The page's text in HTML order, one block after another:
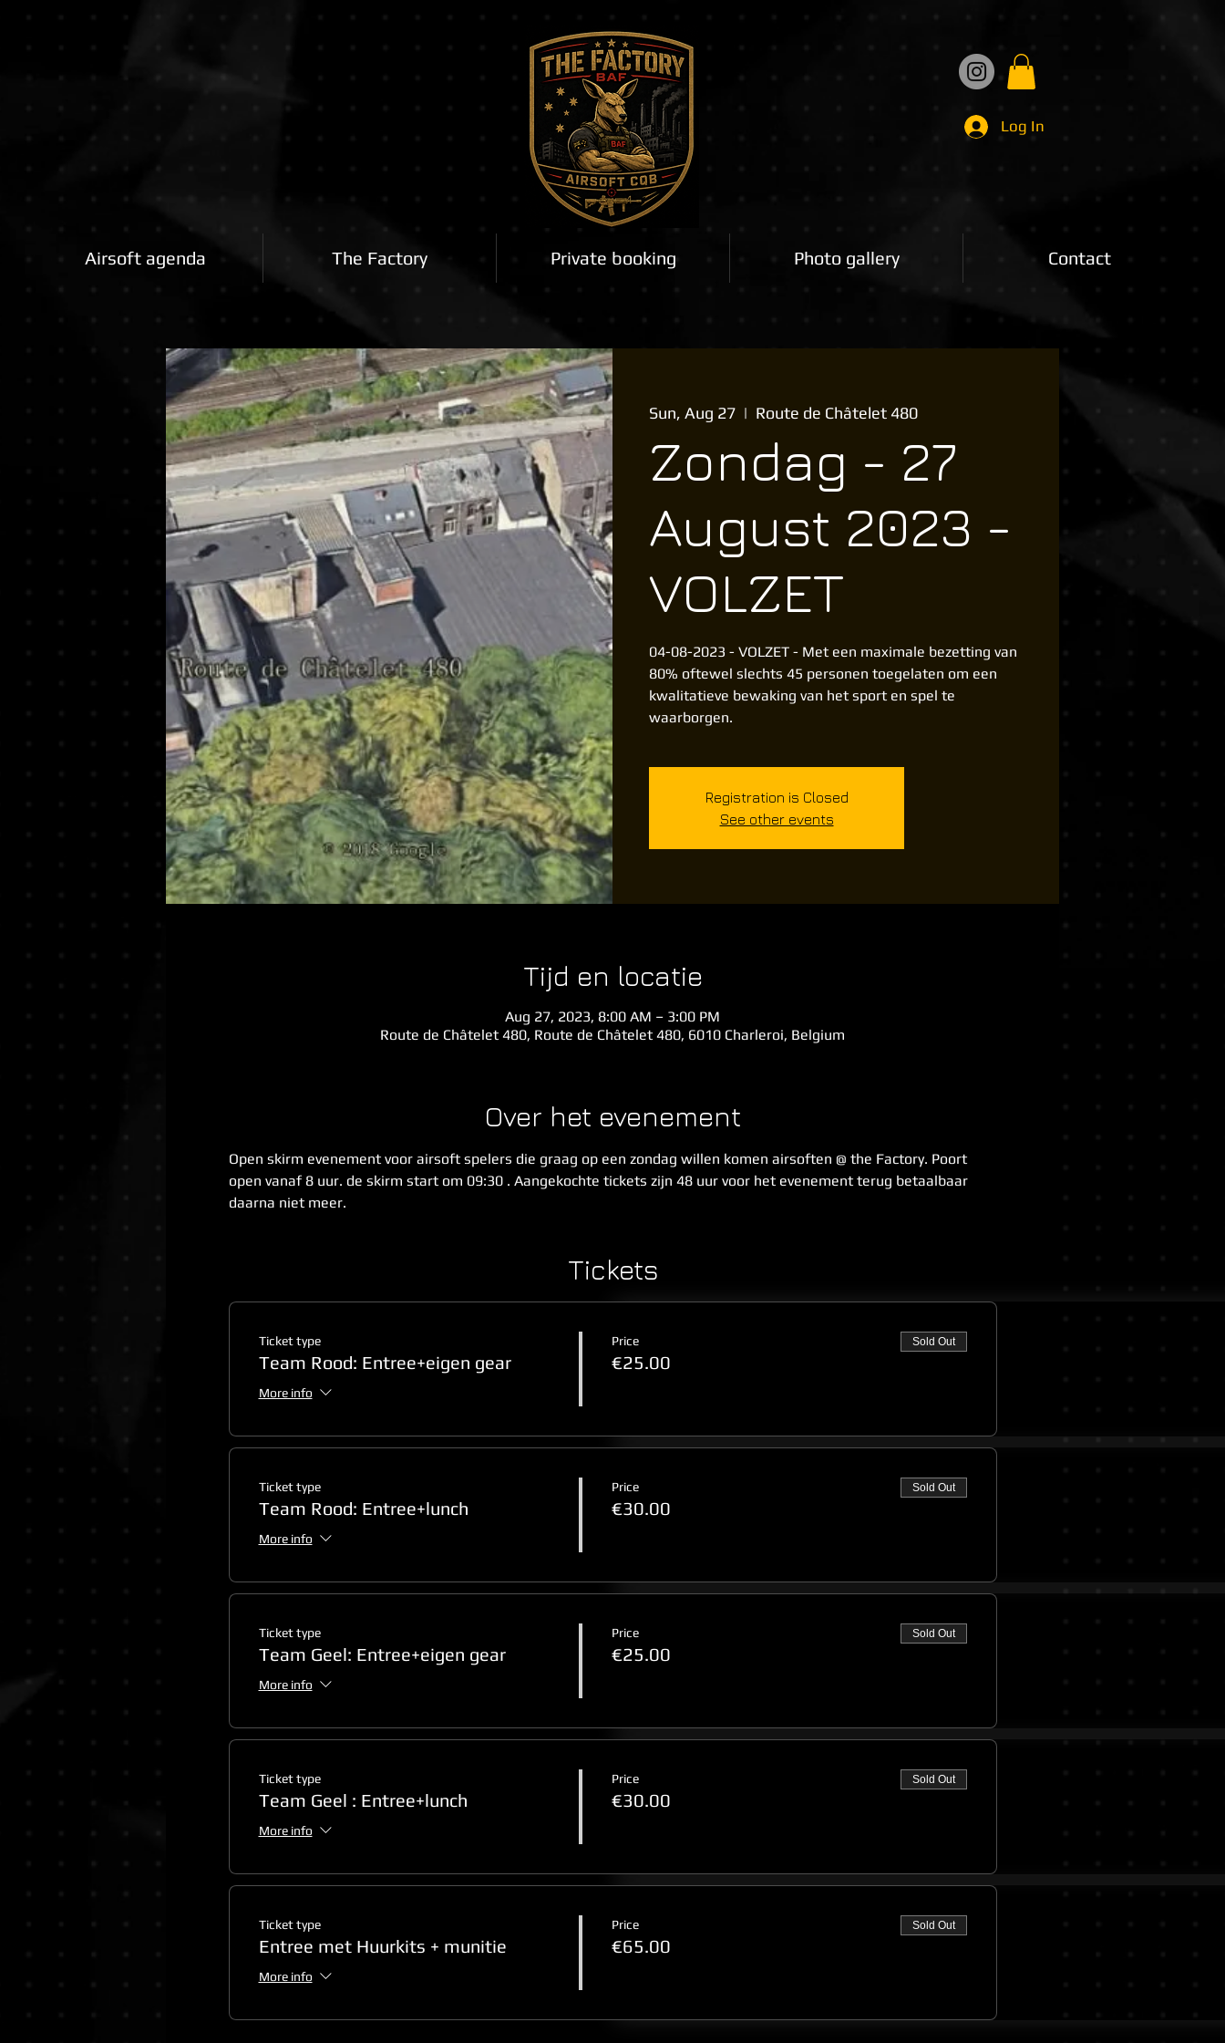
Log In
Airsoft agenda The Factory Private booking Photo gallery Contact
Sun, Aug 27
  |
Route de Châtelet 480
Zondag - 27
August 2023 -
VOLZET
04-08-2023 - VOLZET - Met een maximale bezetting van
80% oftewel slechts 45 personen toegelaten om een
kwalitatieve bewaking van het sport en spel te
waarborgen.
Registration is Closed
See other events
Tijd en locatie
Aug 27, 2023, 8:00 AM – 3:00 PM
Route de Châtelet 480, Route de Châtelet 480, 6010 Charleroi, Belgium
Over het evenement
Open skirm evenement voor airsoft spelers die graag op een zondag willen komen airsoften @ the Factory. Poort
open vanaf 8 uur. de skirm start om 09:30 . Aangekochte tickets zijn 48 uur voor het evenement terug betaalbaar
daarna niet meer.
Tickets
Ticket type
Team Rood: Entree+eigen gear
More info
Price
€25.00
Sold Out
Ticket type
Team Rood: Entree+lunch
More info
Price
€30.00
Sold Out
Ticket type
Team Geel: Entree+eigen gear
More info
Price
€25.00
Sold Out
Ticket type
Team Geel : Entree+lunch
More info
Price
€30.00
Sold Out
Ticket type
Entree met Huurkits + munitie
More info
Price
€65.00
Sold Out